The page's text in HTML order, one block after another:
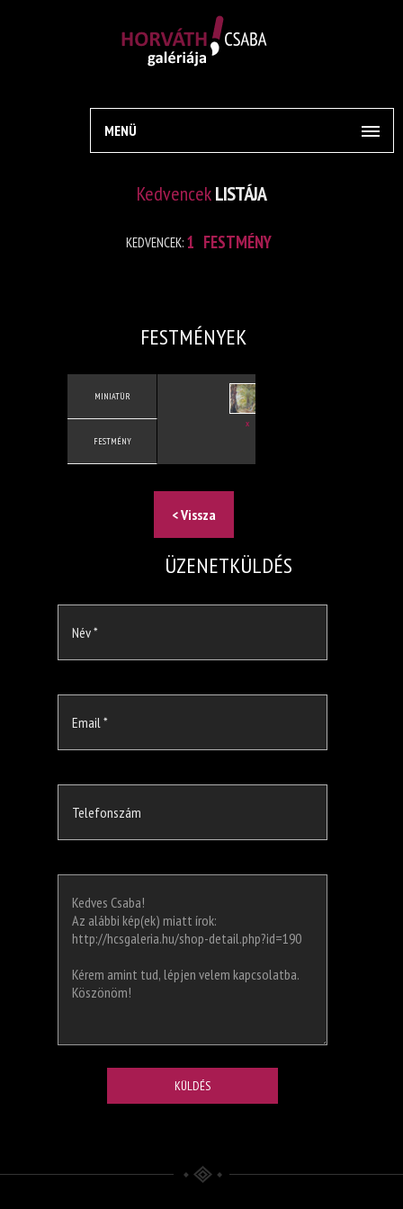
MENÜ
KedvencekLISTÁJA
KEDVENCEK: 1 FESTMÉNY
FESTMÉNYEK
MINIATÜR
FESTMÉNY
X
< Vissza
ÜZENETKÜLDÉS